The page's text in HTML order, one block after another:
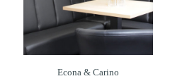
Econa & Carino